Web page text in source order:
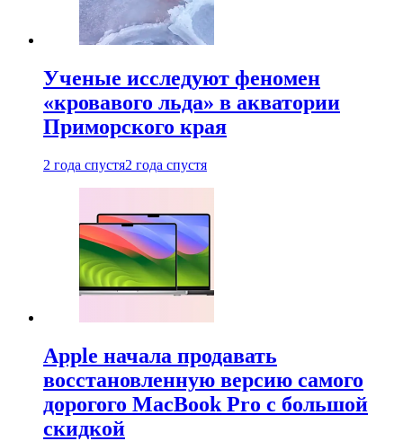
Ученые исследуют феномен
«кровавого льда» в акватории
Приморского края
2 года спустя2 года спустя
Apple начала продавать
восстановленную версию самого
дорогого MacBook Pro с большой
скидкой